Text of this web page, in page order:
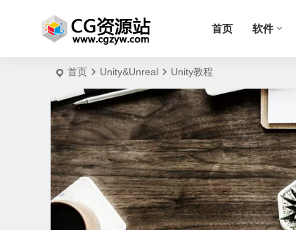
首页 软件
首页 Unity&Unreal Unity教程